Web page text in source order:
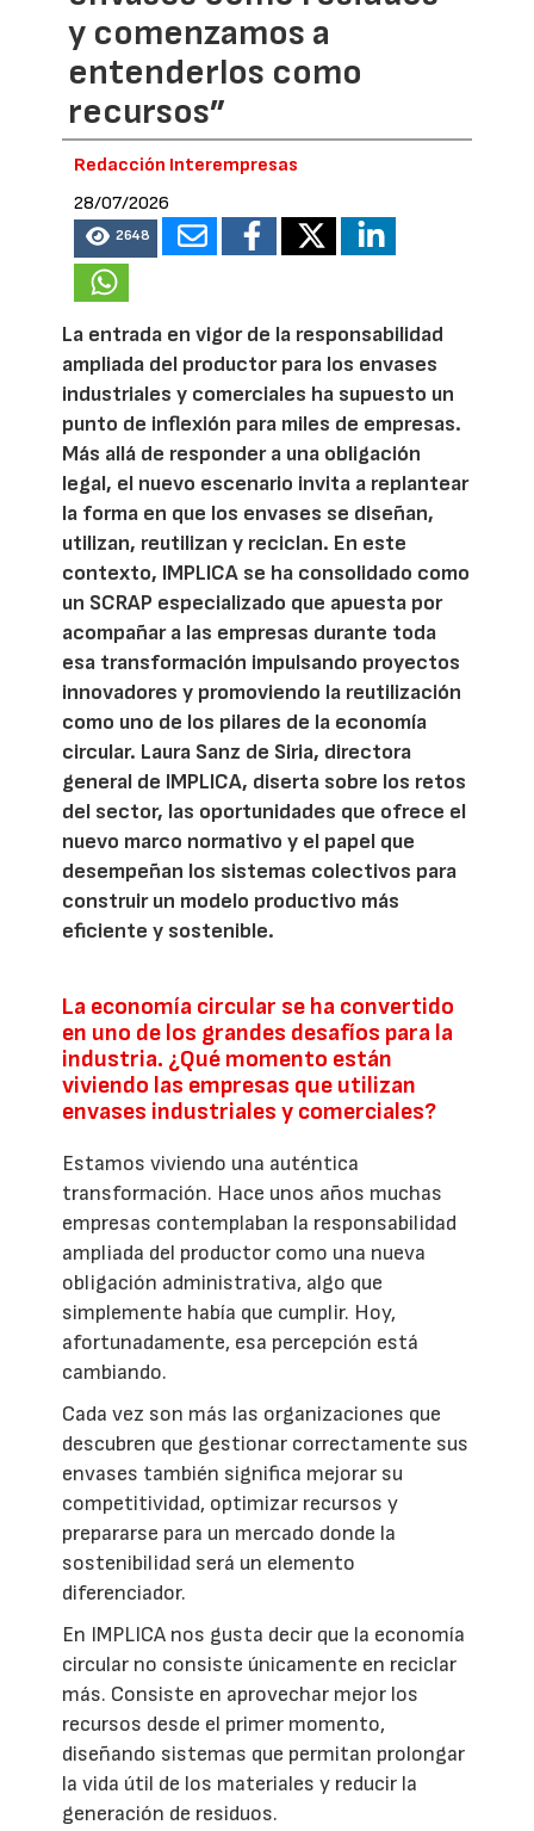
y comenzamos a
entenderlos como
recursos”
Redacción Interempresas
28/07/2026
2648
La entrada en vigor de la responsabilidad
ampliada del productor para los envases
industriales y comerciales ha supuesto un
punto de inflexión para miles de empresas.
Más allá de responder a una obligación
legal, el nuevo escenario invita a replantear
la forma en que los envases se diseñan,
utilizan, reutilizan y reciclan. En este
contexto, IMPLICA se ha consolidado como
un SCRAP especializado que apuesta por
acompañar a las empresas durante toda
esa transformación impulsando proyectos
innovadores y promoviendo la reutilización
como uno de los pilares de la economía
circular. Laura Sanz de Siria, directora
general de IMPLICA, diserta sobre los retos
del sector, las oportunidades que ofrece el
nuevo marco normativo y el papel que
desempeñan los sistemas colectivos para
construir un modelo productivo más
eficiente y sostenible.
La economía circular se ha convertido
en uno de los grandes desafíos para la
industria. ¿Qué momento están
viviendo las empresas que utilizan
envases industriales y comerciales?
Estamos viviendo una auténtica
transformación. Hace unos años muchas
empresas contemplaban la responsabilidad
ampliada del productor como una nueva
obligación administrativa, algo que
simplemente había que cumplir. Hoy,
afortunadamente, esa percepción está
cambiando.
Cada vez son más las organizaciones que
descubren que gestionar correctamente sus
envases también significa mejorar su
competitividad, optimizar recursos y
prepararse para un mercado donde la
sostenibilidad será un elemento
diferenciador.
En IMPLICA nos gusta decir que la economía
circular no consiste únicamente en reciclar
más. Consiste en aprovechar mejor los
recursos desde el primer momento,
diseñando sistemas que permitan prolongar
la vida útil de los materiales y reducir la
generación de residuos.